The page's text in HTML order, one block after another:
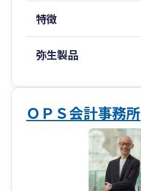
特徴
弥生製品
ＯＰＳ会計事務所